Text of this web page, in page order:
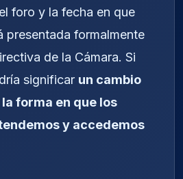
foro y la fecha en que
presentada formalmente
de la Cámara. Si
significar un cambio
forma en que los
y accedemos